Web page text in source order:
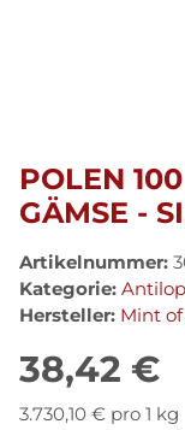
POLEN
GÄMSE -
Artikelnummer:
Kategorie:
Hersteller: Mint
38,42 €
3.730,10 € pro 1 kg